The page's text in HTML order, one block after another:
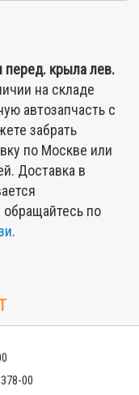
перед. крыла лев.
на складе
автозапчасть с
забрать
по Москве или
Доставка в
по
.
00